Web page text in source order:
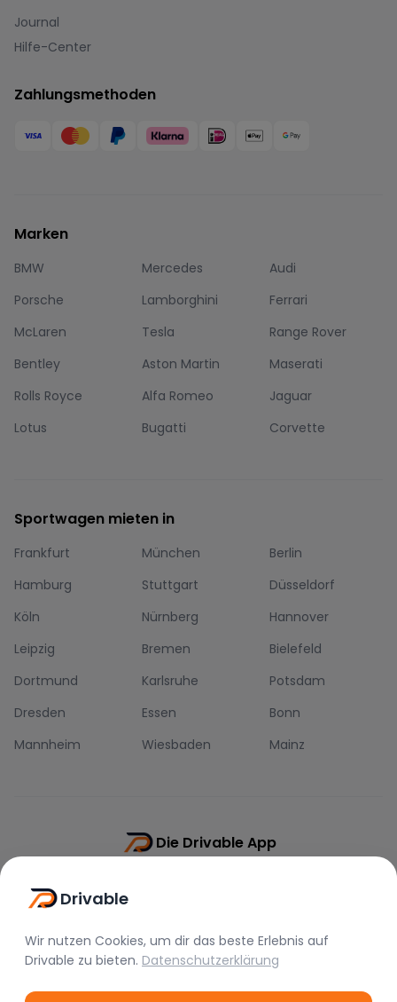
Journal
Hilfe-Center
Zahlungsmethoden
Marken
BMW Mercedes
Audi
Porsche
Lamborghini
Ferrari
McLaren
Tesla
Range Rover
Bentley
Aston Martin
Maserati
Rolls Royce
Alfa Romeo
Jaguar
Lotus
Bugatti Corvette
Sportwagen mieten in
Frankfurt München
Berlin
Hamburg
Stuttgart
Düsseldorf
Köln
Nürnberg
Hannover
Leipzig
Bremen
Bielefeld
Dortmund
Karlsruhe
Potsdam
Dresden
Essen
Bonn
Mannheim
Wiesbaden Mainz
Die Drivable App
Drivable
Wir nutzen Cookies, um dir das beste Erlebnis auf
Drivable zu bieten. Datenschutzerklärung